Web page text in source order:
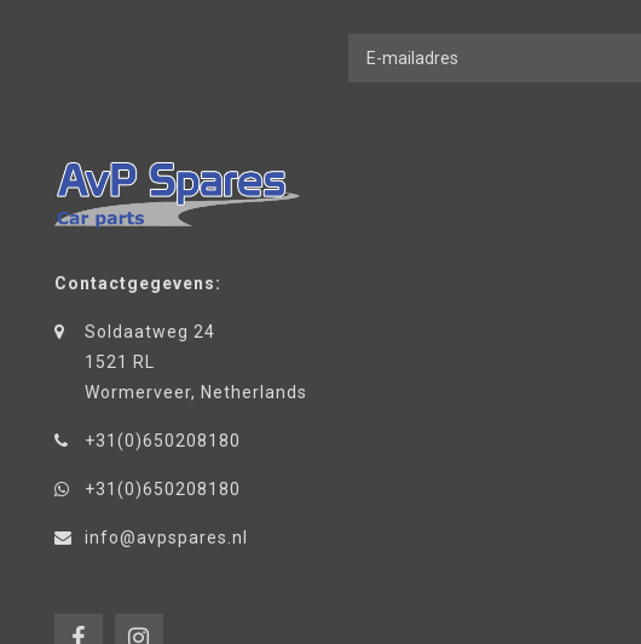
Contactgegevens:
Soldaatweg 24
1521 RL
Wormerveer, Netherlands
+31(0)650208180
+31(0)650208180
info@avpspares.nl